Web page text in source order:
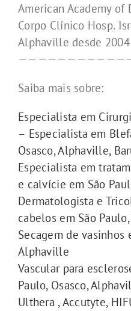
American Academy of
Corpo Clínico Hosp.
Alphaville desde 2004
Saiba mais sobre:
Especialista em
– Especialista em
Osasco, Alphaville,
Especialista em
e calvície em São
Dermatologista e
cabelos em São
Secagem de vasinhos
Alphaville
Vascular para
Paulo, Osasco,
Ulthera , Accutyte,